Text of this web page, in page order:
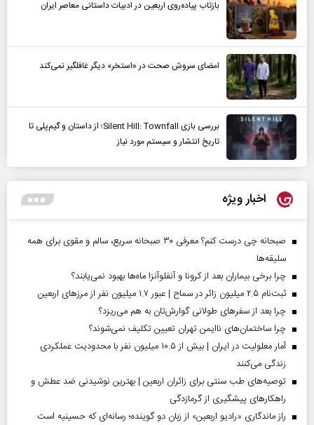
بازتاب پیاده‌روی اربعین در ادبیات داستانی معاصر ایران
امضای سروش صحت در «استخر» دیگر غافلگیر نمی‌کند
بررسی بازی Silent Hill: Townfall؛ از داستان و گیم‌پلی تا
تاریخ انتشار و سیستم مورد نیاز
اخبار ویژه
صبحانه چی درست کنم؟ معرفی ۳۰ صبحانه سریع، سالم و مقوی برای همه
سلیقه‌ها
چرا برخی بیماران بعد از کرونا و آنفلوآنزا ماه‌ها بهبود نمی‌یابند؟
ثبت‌نام ۲.۵ میلیون زائر در سماح | عبور ۱.۷ میلیون نفر از مرز‌های اربعین
چرا بعد از سفرهای طولانی گوارش‌تان به هم می‌ریزد؟
چرا ساختمان‌های ناایمن تهران تعیین تکلیف نمی‌شوند؟
آمار معلولیت در ایران | بیش از ۱۰.۵ میلیون نفر با محدودیت عملکردی
زندگی می‌کنند
توصیه‌های طب سنتی برای زائران اربعین | بهترین نوشیدنی ضد عطش و
راهکارهای پیشگیری از گرمازدگی
راز ماندگاری «رادیو اربعین» از زبان دو گوینده؛ رسانه‌ای که حسینیه است